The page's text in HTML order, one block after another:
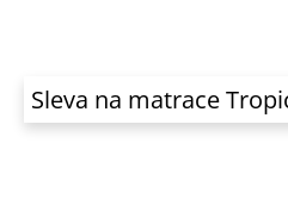
Sleva na matrace